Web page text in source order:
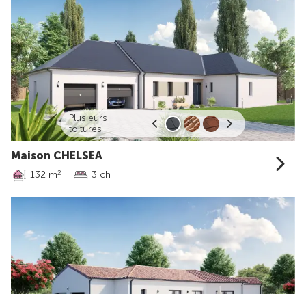
Maison CHELSEA
132 m2 3 ch
Plusieurs
toitures